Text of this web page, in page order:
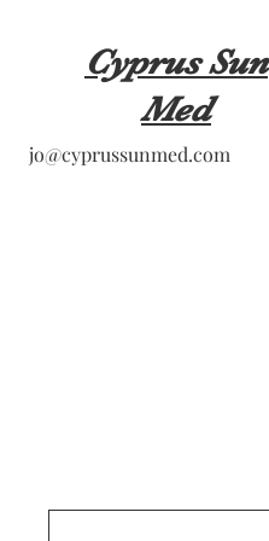
Cyprus Sun
Med
jo@cyprussunmed.com